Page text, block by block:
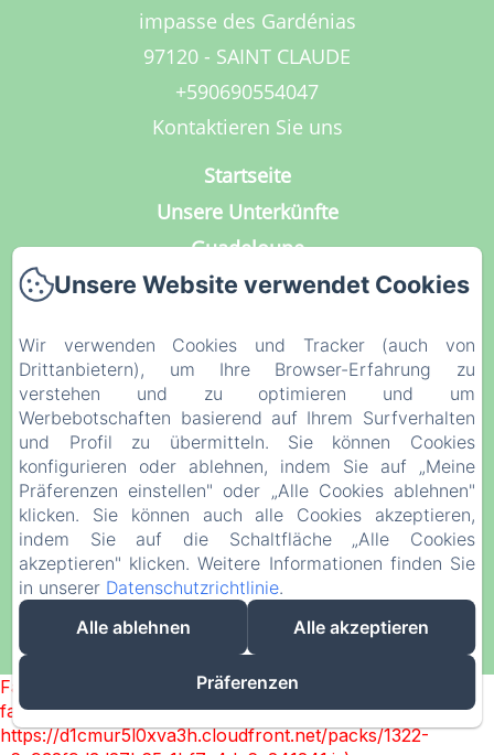
impasse des Gardénias
97120 - SAINT CLAUDE
+590690554047
Kontaktieren Sie uns
Startseite
Unsere Unterkünfte
Guadeloupe
Leistungen
Kontakt
Unser Blog
Rechtliche Informationen
Datenschutzerklärung
Rechtliche Informationen
Cookie-Informationen
EN
NL
Powered mit Amenitiz
Failed to load BookingEngine/index: Loading chunk 1322
failed. (missing:
https://d1cmur5l0xva3h.cloudfront.net/packs/1322-
Unsere Website verwendet Cookies
Wir verwenden Cookies und Tracker (auch von
Drittanbietern), um Ihre Browser-Erfahrung zu
verstehen und zu optimieren und um
Werbebotschaften basierend auf Ihrem Surfverhalten
und Profil zu übermitteln. Sie können Cookies
konfigurieren oder ablehnen, indem Sie auf „Meine
Präferenzen einstellen" oder „Alle Cookies ablehnen"
klicken. Sie können auch alle Cookies akzeptieren,
indem Sie auf die Schaltfläche „Alle Cookies
akzeptieren" klicken. Weitere Informationen finden Sie
in unserer Datenschutzrichtlinie.
Alle ablehnen
Alle akzeptieren
Präferenzen